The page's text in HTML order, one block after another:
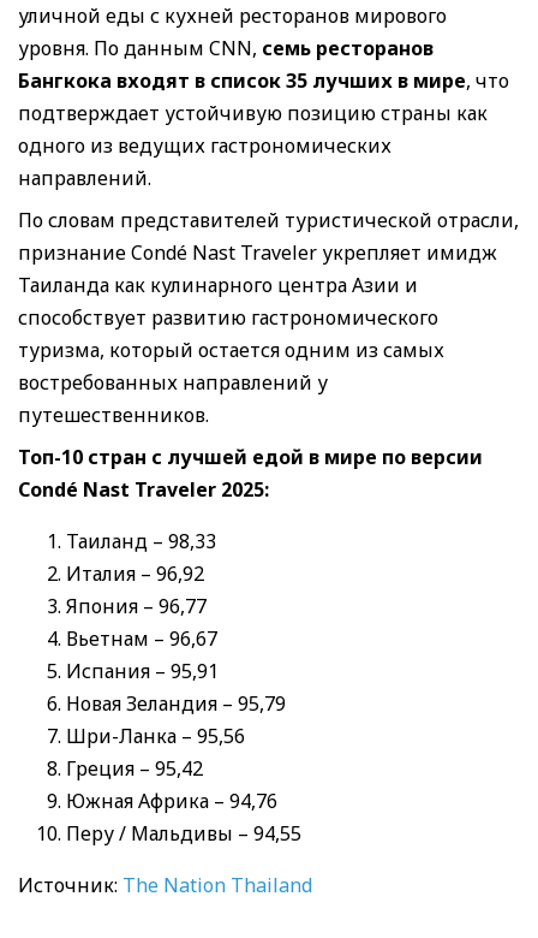
уличной еды с кухней ресторанов мирового
уровня. По данным CNN, семь ресторанов
Бангкока входят в список 35 лучших в мире, что
подтверждает устойчивую позицию страны как
одного из ведущих гастрономических
направлений.
По словам представителей туристической отрасли,
признание Condé Nast Traveler укрепляет имидж
Таиланда как кулинарного центра Азии и
способствует развитию гастрономического
туризма, который остается одним из самых
востребованных направлений у
путешественников.
Топ-10 стран с лучшей едой в мире по версии
Condé Nast Traveler 2025:
Таиланд – 98,33
Италия – 96,92
Япония – 96,77
Вьетнам – 96,67
Испания – 95,91
Новая Зеландия – 95,79
Шри-Ланка – 95,56
Греция – 95,42
Южная Африка – 94,76
Перу / Мальдивы – 94,55
Источник: The Nation Thailand